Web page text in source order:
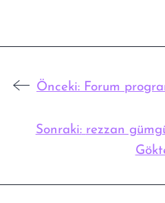
Önceki: Forum
Sonraki: rezzan